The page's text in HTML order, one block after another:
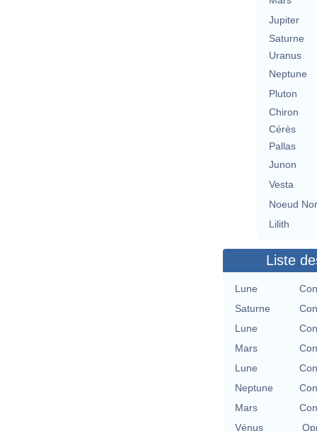
Jupiter
Saturne
Uranus
Neptune
Pluton
Chiron
Cérès
Pallas
Junon
Vesta
Noeud
Lilith
Liste
Lune
Saturne
Lune
Mars
Lune
Neptune
Mars
Vénus